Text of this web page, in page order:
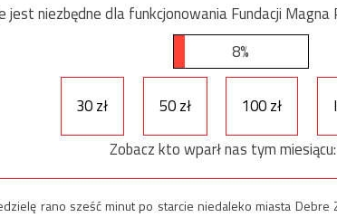
niezbędne dla funkcjonowania Fundacji Magna
8%
30 zł 50 zł 100 zł
Zobacz kto wparł nas tym miesiącu:
rano sześć minut po starcie niedaleko miasta